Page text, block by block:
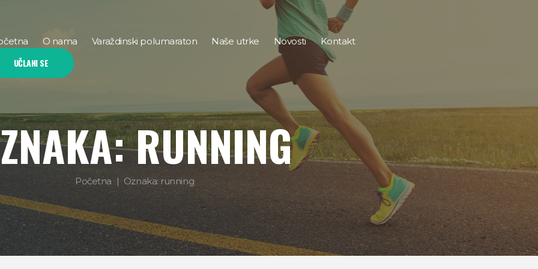
O nama Varaždinski polumaraton Naše utrke Novosti Kontakt
UČLANI SE
RUNNING
Početna Oznaka: running